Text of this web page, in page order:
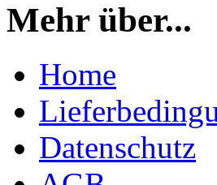
Mehr über...
Home
Datenschutz